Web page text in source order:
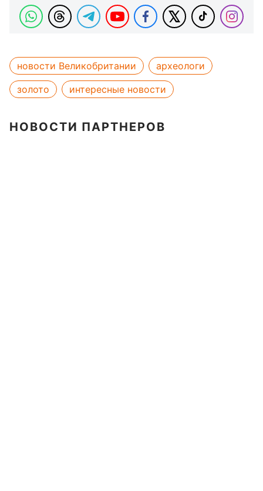
новости Великобритании
археологи
золото
интересные новости
НОВОСТИ ПАРТНЕРОВ